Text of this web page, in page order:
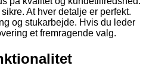
At hver detalje er perfekt.
og stukarbejde. Hvis du leder
et fremragende valg.